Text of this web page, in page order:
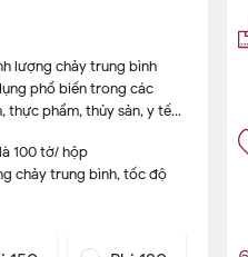
lượng chảy trung bình
phổ biến trong các
thực phẩm, thủy sản, y tế…
100 tờ/ hộp
chảy trung bình, tốc độ